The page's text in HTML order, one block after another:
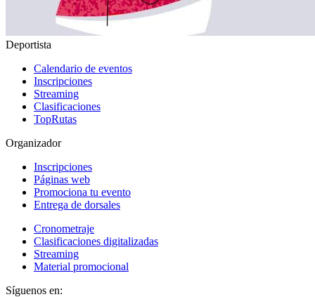
Deportista
Calendario de eventos
Inscripciones
Streaming
Clasificaciones
TopRutas
Organizador
Inscripciones
Páginas web
Promociona tu evento
Entrega de dorsales
Cronometraje
Clasificaciones digitalizadas
Streaming
Material promocional
Síguenos en: